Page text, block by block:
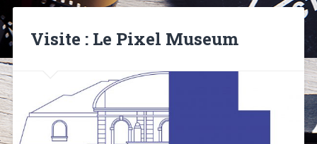
Visite : Le Pixel Museum